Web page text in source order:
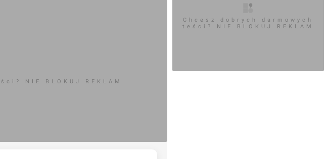
NIE BLOKUJ REKLAM
Chcesz dobrych darmowych
teści? NIE BLOKUJ REKLAM